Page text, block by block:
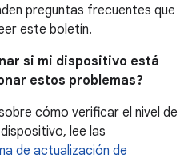
preguntas frecuentes que
este boletín.
si mi dispositivo está
estos problemas?
cómo verificar el nivel de
lee las
de actualización de